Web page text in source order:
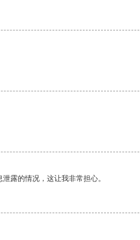
露的情况，这让我非常担心。